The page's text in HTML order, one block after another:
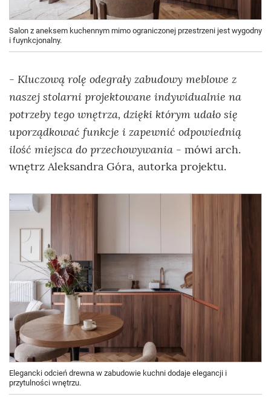
Salon z aneksem kuchennym mimo ograniczonej przestrzeni jest wygodny
i fuynkcjonalny.
- Kluczową rolę odegrały zabudowy meblowe z
naszej stolarni projektowane indywidualnie na
potrzeby tego wnętrza, dzięki którym udało się
uporządkować funkcje i zapewnić odpowiednią
ilość miejsca do przechowywania - mówi arch.
wnętrz Aleksandra Góra, autorka projektu.
Elegancki odcień drewna w zabudowie kuchni dodaje elegancji i
przytulności wnętrzu.